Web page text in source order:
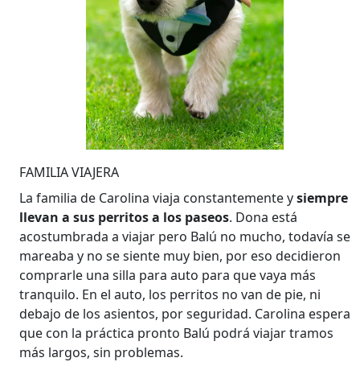
FAMILIA VIAJERA
La familia de Carolina viaja constantemente ysiempre
llevan a sus perritos a los paseos. Dona está
acostumbrada a viajar pero Balú no mucho, todavía se
mareaba y no se siente muy bien, por eso decidieron
comprarle una silla para auto para que vaya más
tranquilo. En el auto, los perritos no van de pie, ni
debajo de los asientos, por seguridad. Carolina espera
que con la práctica pronto Balú podrá viajar tramos
más largos, sin problemas.